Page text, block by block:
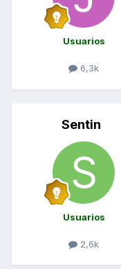
Usuarios
6,3k
Sentin
Usuarios
2,6k